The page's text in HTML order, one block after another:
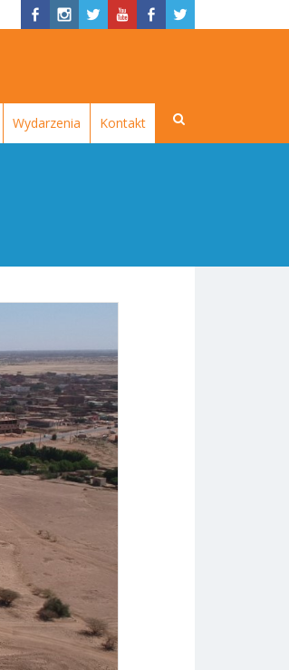
Wydarzenia Kontakt